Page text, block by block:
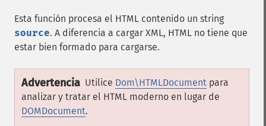
Esta función procesa el HTML contenido un string
source. A diferencia a cargar XML, HTML no tiene que
estar bien formado para cargarse.
Advertencia Utilice Dom\HTMLDocument para
analizar y tratar el HTML moderno en lugar de
DOMDocument.